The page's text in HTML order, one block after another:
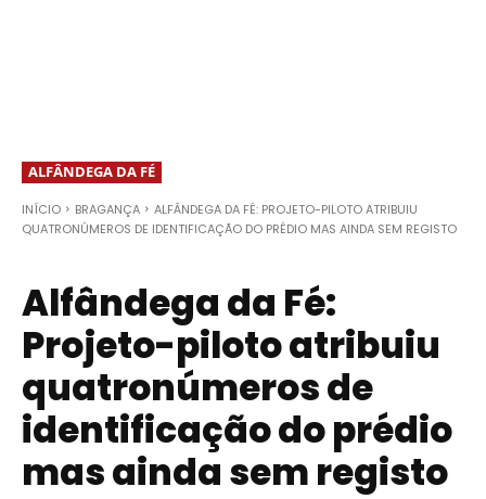
ALFÂNDEGA DA FÉ
INÍCIO BRAGANÇA
ALFÂNDEGA DA FÉ: PROJETO-PILOTO ATRIBUIU
QUATRONÚMEROS DE IDENTIFICAÇÃO DO PRÉDIO MAS AINDA SEM REGISTO
Alfândega da Fé:
Projeto-piloto atribuiu
quatronúmeros de
identificação do prédio
mas ainda sem registo